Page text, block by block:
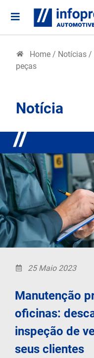
Home / Notícias /
peças
Notícia
25 Maio 2023
Manutenção
oficinas:
inspeção de
seus clientes